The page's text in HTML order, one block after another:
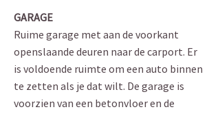
GARAGE
Ruime garage met aan de voorkant
openslaande deuren naar de carport. Er
is voldoende ruimte om een auto binnen
te zetten als je dat wilt. De garage is
voorzien van een betonvloer en de